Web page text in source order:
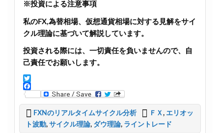
※投資による注意事項
私のFX,為替相場、仮想通貨相場に対する見解をサイ
クル理論に基づいて解説しています。
投資される際には、一切責任を負いませんので、自
己責任でお願いします。
T
w
F
c
e
b
FXNのリアルタイムサイクル分析 ＦＸ, エリオッ
ト波動, サイクル理論, ダウ理論, ライントレード